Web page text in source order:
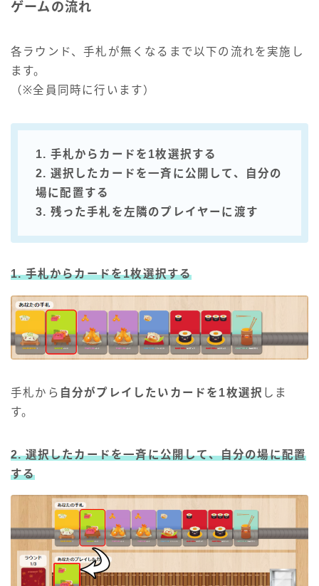
ゲームの流れ
各ラウンド、手札が無くなるまで以下の流れを実施し
ます。
（※全員同時に行います）
1. 手札からカードを1枚選択する
2. 選択したカードを一斉に公開して、自分の
場に配置する
3. 残った手札を左隣のプレイヤーに渡す
1. 手札からカードを1枚選択する
手札から 自分がプレイしたいカードを1枚選択 しま
す。
2. 選択したカードを一斉に公開して、自分の場に配置
する